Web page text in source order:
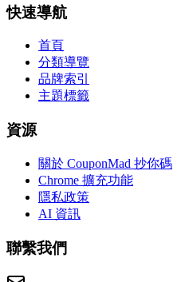
快速導航
首頁
分類導覽
品牌索引
主題標籤
資源
關於 CouponMad 抄你碼
Chrome 擴充功能
隱私政策
AI 資訊
聯繫我們